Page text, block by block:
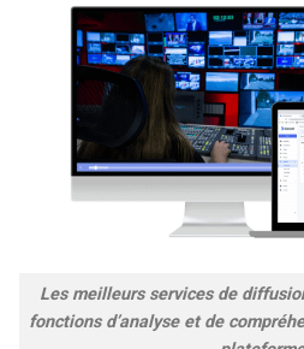
Les meilleurs services de
fonctions d’analyse et de